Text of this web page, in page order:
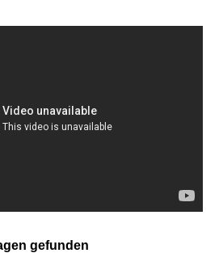
gefunden